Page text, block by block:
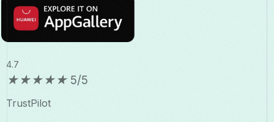
4.7
★★★★★ 5/5
TrustPilot